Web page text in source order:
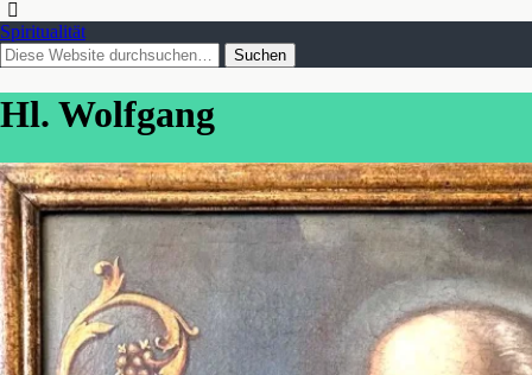
Spiritualität
Hl. Wolfgang